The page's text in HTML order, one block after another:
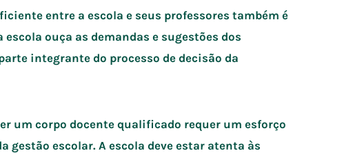
entre a escola e seus professores também é
ouça as demandas e sugestões dos
integrante do processo de decisão da
um corpo docente qualificado requer um esforço
gestão escolar. A escola deve estar atenta às